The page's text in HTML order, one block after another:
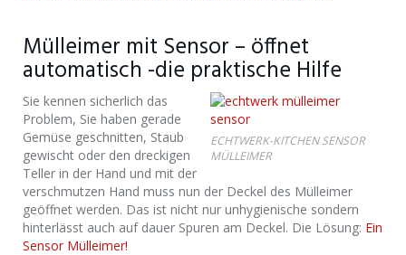
Mülleimer mit Sensor – öffnet
automatisch -die praktische Hilfe
ECHTWERK-KITCHEN SENSOR
MÜLLEIMER
Sie kennen sicherlich das
Problem, Sie haben gerade
Gemüse geschnitten, Staub
gewischt oder den dreckigen
Teller in der Hand und mit der
verschmutzen Hand muss nun der Deckel des Mülleimer
geöffnet werden. Das ist nicht nur unhygienische sondern
hinterlässt auch auf dauer Spuren am Deckel. Die Lösung: Ein
Sensor Mülleimer!